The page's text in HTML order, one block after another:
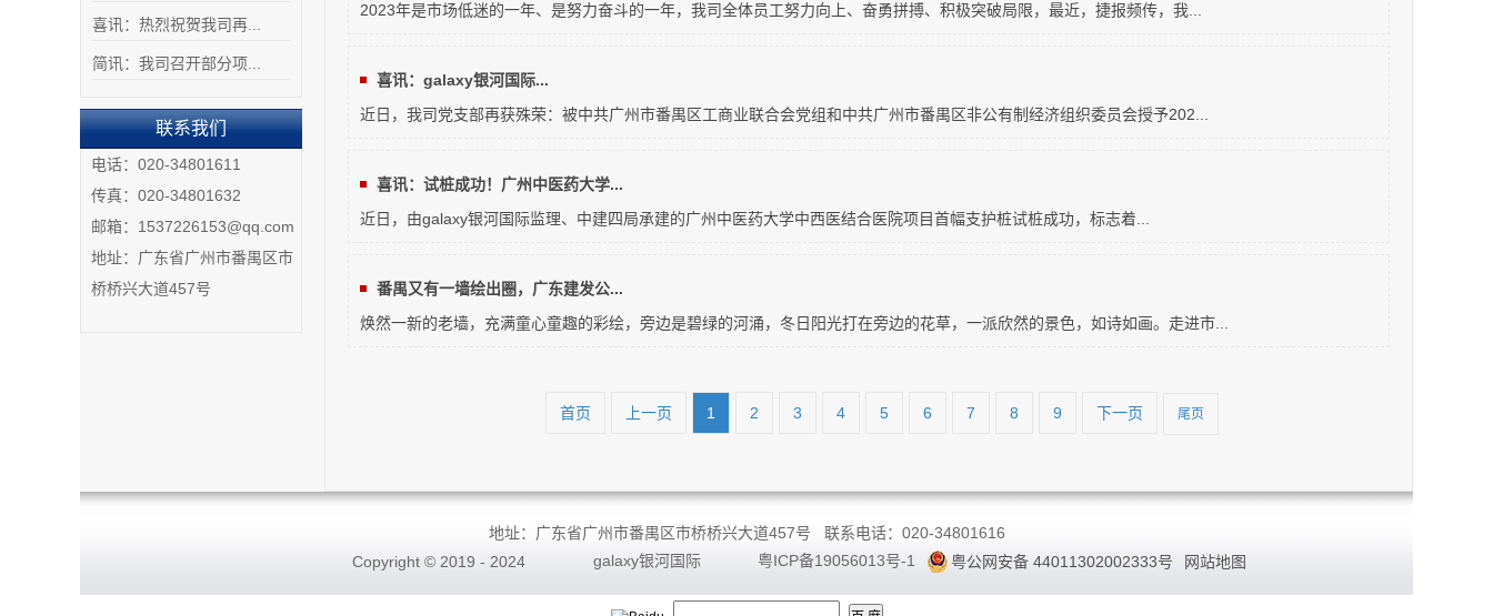
喜讯：热烈祝贺我司再...
简讯：我司召开部分项...
联系我们
电话：020-34801611
传真：020-34801632
邮箱：1537226153@qq.com
地址：广东省广州市番禺区市
桥桥兴大道457号
2023年是市场低迷的一年、是努力奋斗的一年，我司全体员工努力向上、奋勇拼搏、积极突破局限，最近，捷报频传，我...
喜讯：galaxy银河国际...
近日，我司党支部再获殊荣：被中共广州市番禺区工商业联合会党组和中共广州市番禺区非公有制经济组织委员会授予202...
喜讯：试桩成功！广州中医药大学...
近日，由galaxy银河国际监理、中建四局承建的广州中医药大学中西医结合医院项目首幅支护桩试桩成功，标志着...
番禺又有一墙绘出圈，广东建发公...
焕然一新的老墙，充满童心童趣的彩绘，旁边是碧绿的河涌，冬日阳光打在旁边的花草，一派欣然的景色，如诗如画。走进市...
首页 上一页 1 2 3 4 5 6 7 8 9 下一页 尾页
地址：广东省广州市番禺区市桥桥兴大道457号 联系电话：020-34801616
Copyright © 2019 - 2024
galaxy银河国际 粤ICP备19056013号-1 粤公网安备 44011302002333号 网站地图